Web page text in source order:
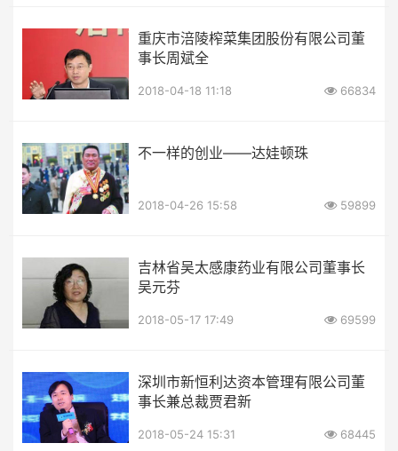
重庆市涪陵榨菜集团股份有限公司董
事长周斌全
2018-04-18 11:18 66834
不一样的创业——达娃顿珠
2018-04-26 15:58 59899
吉林省吴太感康药业有限公司董事长
吴元芬
2018-05-17 17:49 69599
深圳市新恒利达资本管理有限公司董
事长兼总裁贾君新
2018-05-24 15:31 68445